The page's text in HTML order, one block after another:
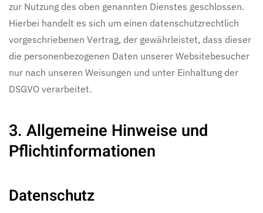
zur Nutzung des oben genannten Dienstes geschlossen.
Hierbei handelt es sich um einen datenschutzrechtlich
vorgeschriebenen Vertrag, der gewährleistet, dass dieser
die personenbezogenen Daten unserer Websitebesucher
nur nach unseren Weisungen und unter Einhaltung der
DSGVO verarbeitet.
3. Allgemeine Hinweise und
Pflicht­informationen
Datenschutz